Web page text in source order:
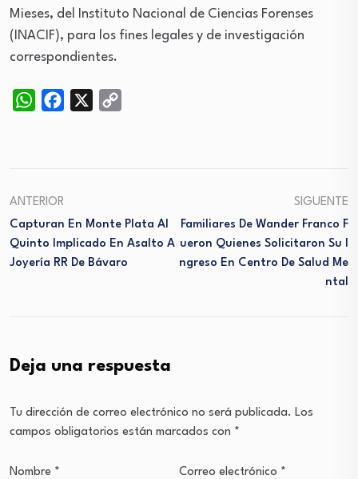
Mieses, del Instituto Nacional de Ciencias Forenses
(INACIF), para los fines legales y de investigación
correspondientes.
WhatsAppFacebook
ANTERIOR
Capturan En Monte Plata Al
Quinto Implicado En Asalto A
Joyería RR De Bávaro
SIGUENTE
Familiares De Wander Franco F
Ueron Quienes Solicitaron Su I
Ngreso En Centro De Salud Me
Ntal
Deja una respuesta
Tu dirección de correo electrónico no será publicada. Los
campos obligatorios están marcados con *
Nombre * Correo electrónico *